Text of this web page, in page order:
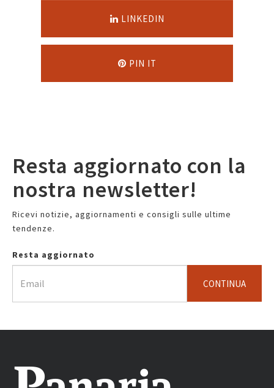
LINKEDIN
PIN IT
Resta aggiornato con la
nostra newsletter!
Ricevi notizie, aggiornamenti e consigli sulle ultime
tendenze.
Resta aggiornato
CONTINUA